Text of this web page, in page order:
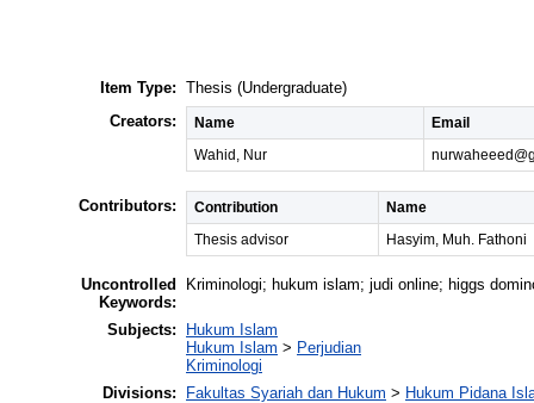
Item Type: Thesis (Undergraduate)
Creators:
Name
Email
Wahid, Nur
Contributors: Contribution
Name
Thesis advisor
Hasyim, Muh. Fathoni
Uncontrolled
Keywords:
Kriminologi; hukum islam; judi online; higgs
Subjects:
Hukum Islam
Hukum Islam > Perjudian
Kriminologi
Divisions:
Fakultas Syariah dan Hukum > Hukum Pidana